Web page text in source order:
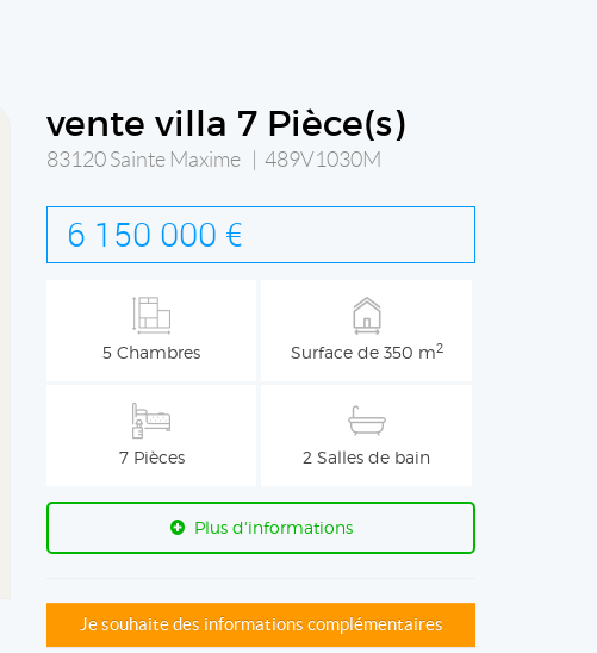
vente villa 7 Pièce(s)
83120 Sainte Maxime | 489V1030M
6 150 000 €
5 Chambres Surface de 350 m2
7 Pièces 2 Salles de bain
Plus d'informations
Je souhaite des informations complémentaires